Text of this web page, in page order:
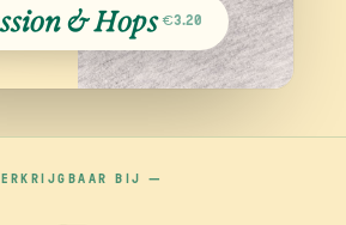
& Hops €3.20
BIJ —